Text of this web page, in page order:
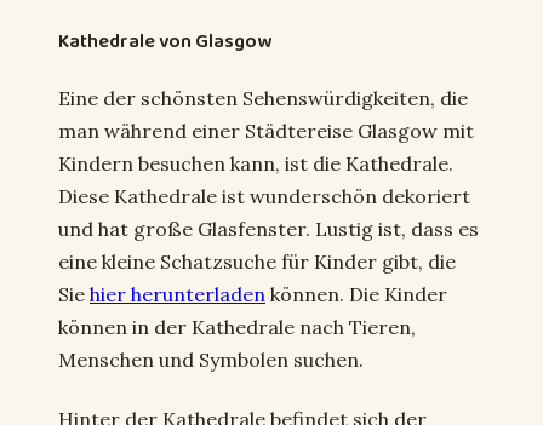
Kathedrale von Glasgow
Eine der schönsten Sehenswürdigkeiten, die
man während einer Städtereise Glasgow mit
Kindern besuchen kann, ist die Kathedrale.
Diese Kathedrale ist wunderschön dekoriert
und hat große Glasfenster. Lustig ist, dass es
eine kleine Schatzsuche für Kinder gibt, die
Sie hier herunterladen können. Die Kinder
können in der Kathedrale nach Tieren,
Menschen und Symbolen suchen.
Hinter der Kathedrale befindet sich der